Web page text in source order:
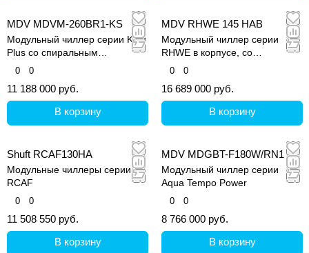
MDV MDVM-260BR1-KS
Модульный чиллер серии King
Plus со спиральным
компрессором
0 0
11 188 000 руб.
В корзину
MDV RHWE 145 HAB
Модульный чиллер серии
RHWE в корпусе, со
спиральным компрессором
0 0
16 689 000 руб.
В корзину
Shuft RCAF130HA
Модульные чиллеры серии
RCAF
0 0
11 508 550 руб.
В корзину
MDV MDGBT-F180W/RN1
Модульный чиллер серии
Aqua Tempo Power
0 0
8 766 000 руб.
В корзину